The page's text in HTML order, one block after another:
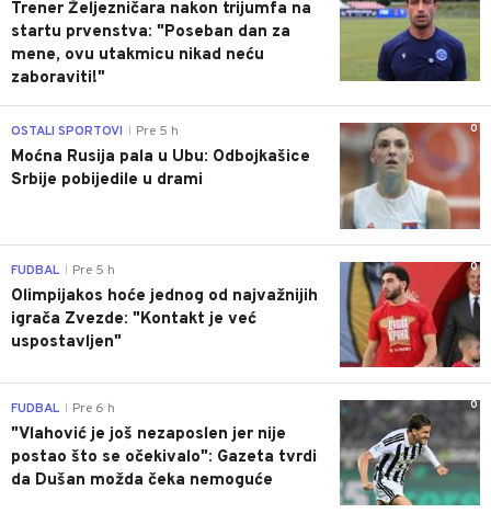
Trener Željezničara nakon trijumfa na
startu prvenstva: "Poseban dan za
mene, ovu utakmicu nikad neću
zaboraviti!"
0
OSTALI SPORTOVI Pre 5 h
Moćna Rusija pala u Ubu: Odbojkašice
Srbije pobijedile u drami
0
FUDBAL Pre 5 h
Olimpijakos hoće jednog od najvažnijih
igrača Zvezde: "Kontakt je već
uspostavljen"
0
FUDBAL Pre 6 h
"Vlahović je još nezaposlen jer nije
postao što se očekivalo": Gazeta tvrdi
da Dušan možda čeka nemoguće